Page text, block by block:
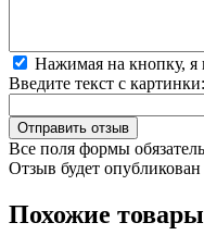
Нажимая на кнопку, я
Введите текст с картинки:
Все поля формы
Отзыв будет
Похожие товары